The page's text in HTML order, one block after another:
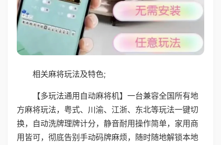
相关麻将玩法及特色;
【多玩法通用自动麻将机】一台兼容全国所有地
方麻将玩法，粤式、川渝、江浙、东北等玩法一键切
换，自动洗牌理牌计分，静音耐用操作简单，家用商
用皆可，彻底告别手动码牌麻烦，随时随地解锁本地